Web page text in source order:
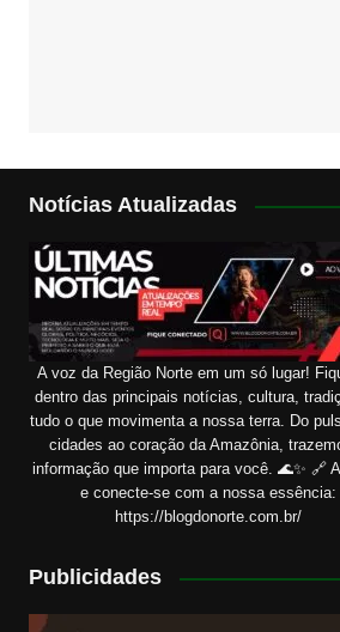
Notícias Atualizadas
A voz da Região Norte em um só lugar!
dentro das principais notícias, cultura,
tudo o que movimenta a nossa terra. Do
cidades ao coração da Amazônia,
informação que importa para você. 🌊✨ 🔗
e conecte-se com a nossa essência:
https://blogdonorte.com.br/
Publicidades